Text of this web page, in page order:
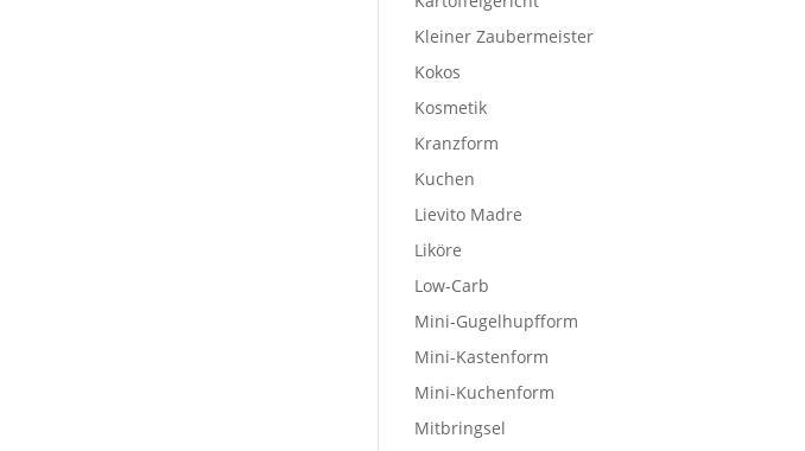
Kleiner Zaubermeister
Kokos
Kosmetik
Kranzform
Kuchen
Lievito Madre
Liköre
Low-Carb
Mini-Gugelhupfform
Mini-Kastenform
Mini-Kuchenform
Mitbringsel